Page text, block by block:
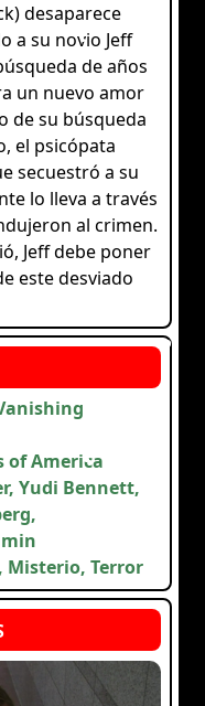
desaparece
a su novio Jeff
de años
un nuevo amor
de su búsqueda
el psicópata
secuestró a su
lo lleva a través
al crimen.
Jeff debe poner
este desviado
of America
Yudi Bennett,
min
Misterio, Terror